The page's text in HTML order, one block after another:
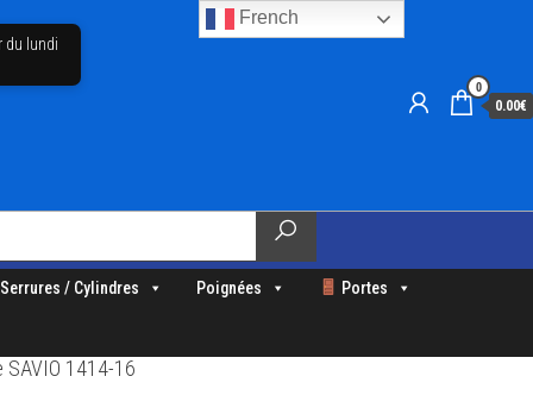
0
0.00€
du lundi
Serrures / Cylindres Poignées Portes
SAVIO 1414-16
French